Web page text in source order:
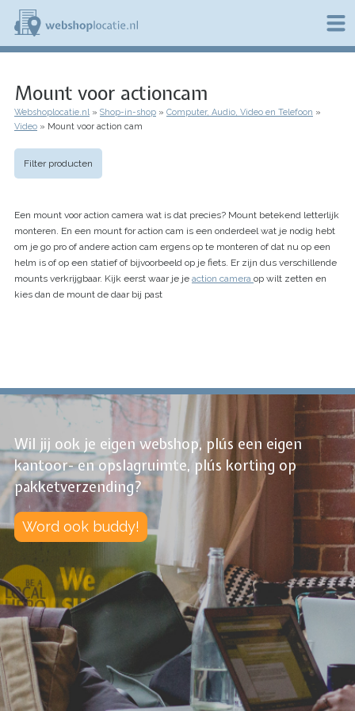
Overslaan
naar
de
b
s
h
o
t
i
e
.
Mount voor actioncam
Kruimelpad
Webshoplocatie.nl Shop-in-shop
Computer, Audio, Video en Telefoon
Video
Mount voor action cam
Filter producten
Een mount voor action camera wat is dat precies? Mount betekend letterlijk
monteren. En een mount for action cam is een onderdeel wat je nodig hebt
om je go pro of andere action cam ergens op te monteren of dat nu op een
helm is of op een statief of bijvoorbeeld op je fiets. Er zijn dus verschillende
mounts verkrijgbaar. Kijk eerst waar je je action camera op wilt zetten en
kies dan de mount de daar bij past
Wil jij ook je eigen webshop, plús een eigen
kantoor- en opslagruimte, plús korting op
pakketverzending?
Word ook buddy!